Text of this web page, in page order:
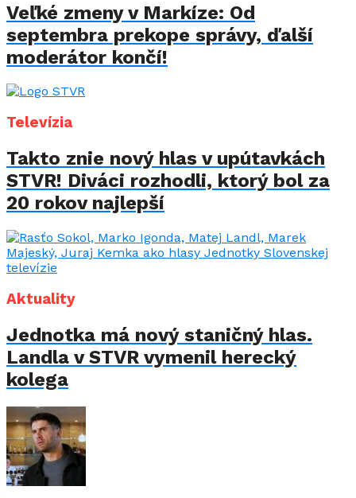
Veľké zmeny v Markíze: Od
septembra prekope správy, ďalší
moderátor končí!
Televízia
Takto znie nový hlas v upútavkách
STVR! Diváci rozhodli, ktorý bol za
20 rokov najlepší
Aktuality
Jednotka má nový staničný hlas.
Landla v STVR vymenil herecký
kolega